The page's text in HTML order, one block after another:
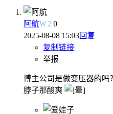
阿航W2 0
2025-08-08 15:03回复
复制链接
举报
博主公司是做变压器的吗
脖子那酸爽